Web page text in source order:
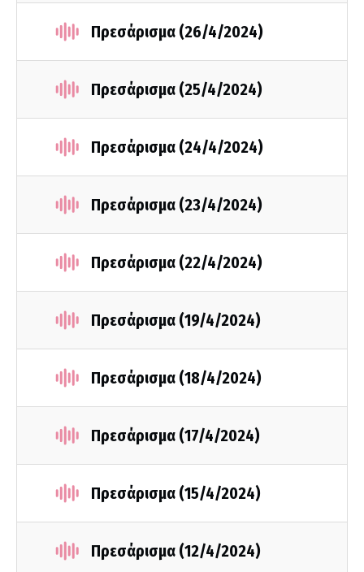
Πρεσάρισμα (26/4/2024)
Πρεσάρισμα (25/4/2024)
Πρεσάρισμα (24/4/2024)
Πρεσάρισμα (23/4/2024)
Πρεσάρισμα (22/4/2024)
Πρεσάρισμα (19/4/2024)
Πρεσάρισμα (18/4/2024)
Πρεσάρισμα (17/4/2024)
Πρεσάρισμα (15/4/2024)
Πρεσάρισμα (12/4/2024)